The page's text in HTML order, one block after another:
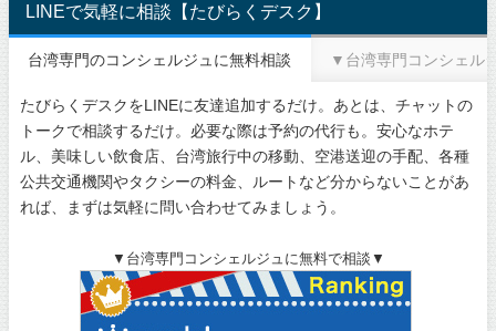
LINEで気軽に相談【たびらくデスク】
台湾専門のコンシェルジュに無料相談 ▼台湾専門コンシェル
たびらくデスクをLINEに友達追加するだけ。あとは、チャットの
トークで相談するだけ。必要な際は予約の代行も。安心なホテ
ル、美味しい飲食店、台湾旅行中の移動、空港送迎の手配、各種
公共交通機関やタクシーの料金、ルートなど分からないことがあ
れば、まずは気軽に問い合わせてみましょう。
▼台湾専門コンシェルジュに無料で相談▼